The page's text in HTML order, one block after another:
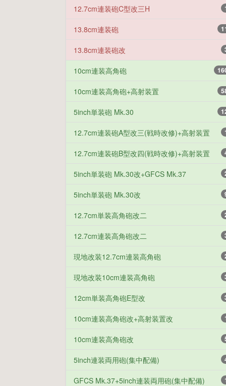
12.7cm連装砲C型改三H
13.8cm連装砲
13.8cm連装砲改
10cm連装高角砲
10cm連装高角砲+高射装置
5inch単装砲 Mk.30
12.7cm連装砲A型改三(戦時改修)+高射装置
12.7cm連装砲B型改四(戦時改修)+高射装置
5inch単装砲 Mk.30改+GFCS Mk.37
5inch単装砲 Mk.30改
12.7cm単装高角砲改二
12.7cm連装高角砲改二
現地改装12.7cm連装高角砲
現地改装10cm連装高角砲
12cm単装高角砲E型改
10cm連装高角砲改+高射装置改
10cm連装高角砲改
5inch連装両用砲(集中配備)
GFCS Mk.37+5inch連装両用砲(集中配備)